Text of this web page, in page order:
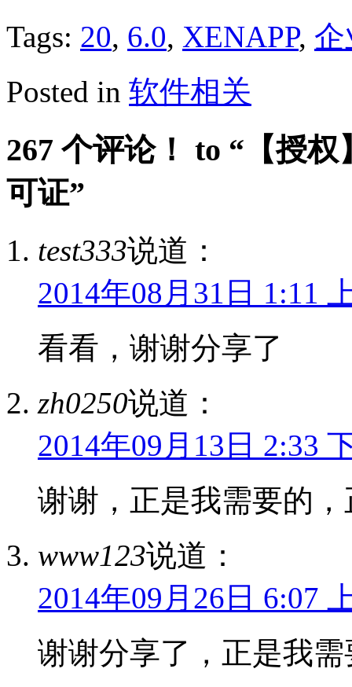
Tags: 20, 6.0, XENAPP,
Posted in 软件相关
267 个评论！ to “【授
可证”
test333说道：
2014年08月31日 1:11
看看，谢谢分享了
zh0250说道：
2014年09月13日 2:33
谢谢，正是我需要的
www123说道：
2014年09月26日 6:07
谢谢分享了，正是我需